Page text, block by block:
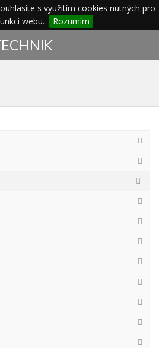
s využitím cookies nutných pro
webu.
Rozumím